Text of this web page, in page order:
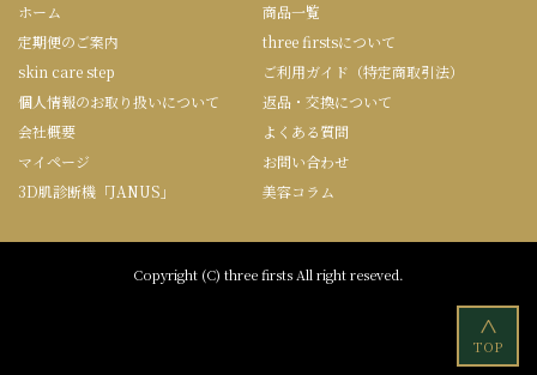
ホーム
商品一覧
定期便のご案内
three firstsについて
skin care step
ご利用ガイド（特定商取引法）
個人情報のお取り扱いについて
返品・交換について
会社概要
よくある質問
マイページ
お問い合わせ
3D肌診断機「JANUS」
美容コラム
Copyright (C) three firsts All right reseved.
<
TOP